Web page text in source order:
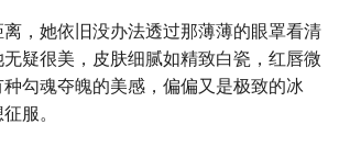
，她依旧没办法透过那薄薄的眼罩看清
疑很美，皮肤细腻如精致白瓷，红唇微
勾魂夺魄的美感，偏偏又是极致的冰
服。